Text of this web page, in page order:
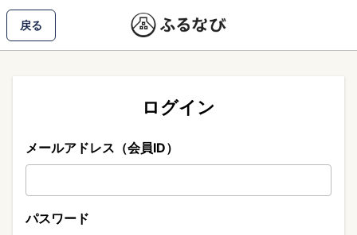
戻る
ログイン
メールアドレス（会員ID）
パスワード